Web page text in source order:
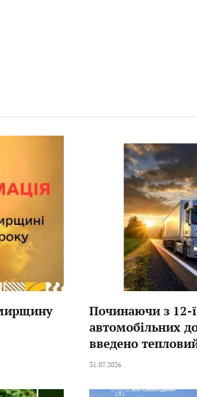
Починаючи з 12-
автомобільних
введено
31.07.2026